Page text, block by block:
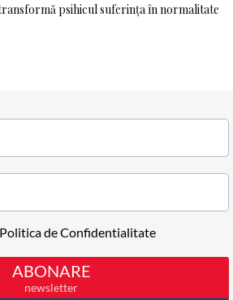
psihicul suferința în normalitate